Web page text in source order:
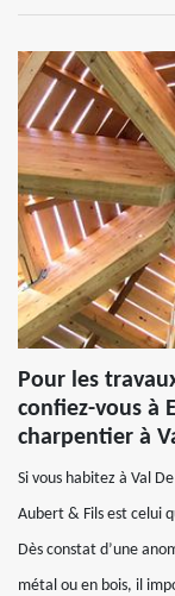
Pour les
confiez-vous à
charpentier à
Si vous habitez à Val
Aubert & Fils est celui
Dès constat d’une
métal ou en bois, il